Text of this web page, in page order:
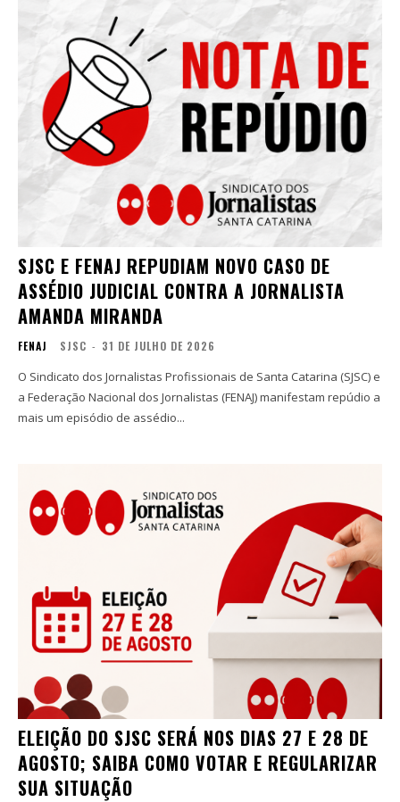
SJSC E FENAJ REPUDIAM NOVO CASO DE
ASSÉDIO JUDICIAL CONTRA A JORNALISTA
AMANDA MIRANDA
FENAJ SJSC - 31 DE JULHO DE 2026
O Sindicato dos Jornalistas Profissionais de Santa Catarina (SJSC) e
a Federação Nacional dos Jornalistas (FENAJ) manifestam repúdio a
mais um episódio de assédio...
ELEIÇÃO DO SJSC SERÁ NOS DIAS 27 E 28 DE
AGOSTO; SAIBA COMO VOTAR E REGULARIZAR
SUA SITUAÇÃO